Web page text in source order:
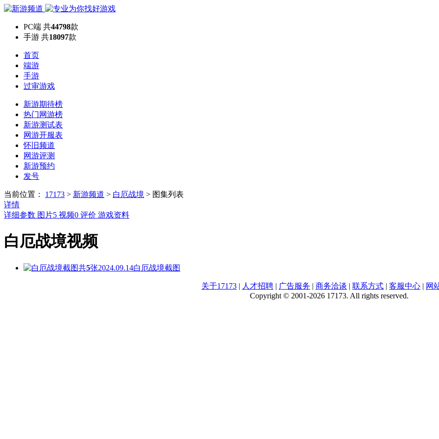
PC端 共44798款
手游 共18097款
首页
端游
手游
过审游戏
新游期待榜
热门网游榜
新游测试表
网游开服表
怀旧频道
网游评测
新游预约
发号
当前位置： 17173 > 新游频道 > 白厄战境 > 图集列表
详情
详细参数 图片5 视频0 评价 游戏资料
白厄战境视频
共5张2024.09.14白厄战境截图
关于17173 | 人才招聘 | 广告服务 | 商务洽谈 | 联系方式 | 客服中心 | 网
Copyright © 2001-2026 17173. All rights reserved.